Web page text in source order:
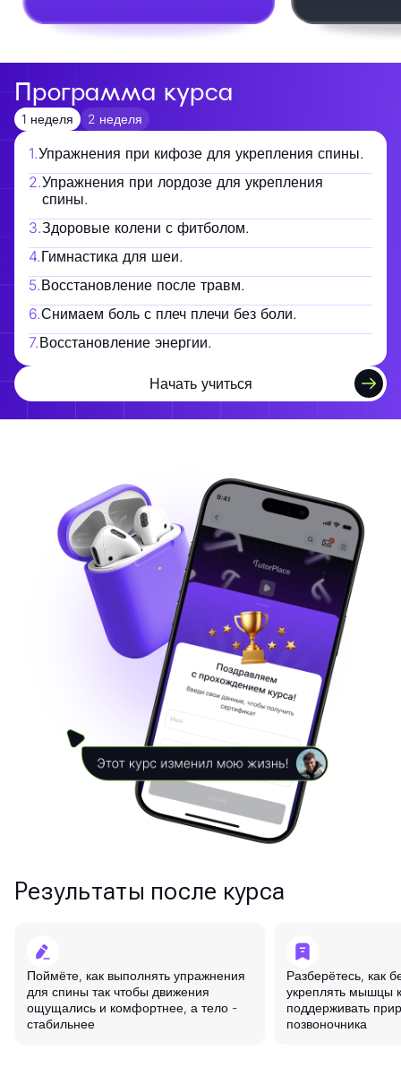
Программа курса
1 неделя 2 неделя
1.Упражнения при кифозе для укрепления спины.
2.Упражнения при лордозе для укрепления
спины.
3.Здоровые колени с фитболом.
4.Гимнастика для шеи.
5.Восстановление после травм.
6.Снимаем боль с плеч плечи без боли.
7.Восстановление энергии.
Начать учиться
Результаты после курса
Поймёте, как выполнять упражнения
для спины так чтобы движения
ощущались и комфортнее, а тело -
стабильнее
Разберётесь, как
укреплять мышцы
поддерживать
позвоночника